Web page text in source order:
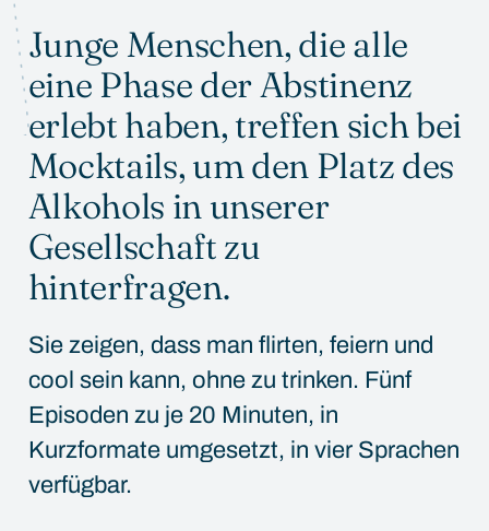
ANSEHEN
Junge Menschen, die alle
eine Phase der Abstinenz
erlebt haben, treffen sich bei
Mocktails, um den Platz des
Alkohols in unserer
Gesellschaft zu
hinterfragen.
Sie zeigen, dass man flirten, feiern und
cool sein kann, ohne zu trinken. Fünf
Episoden zu je 20 Minuten, in
Kurzformate umgesetzt, in vier Sprachen
verfügbar.